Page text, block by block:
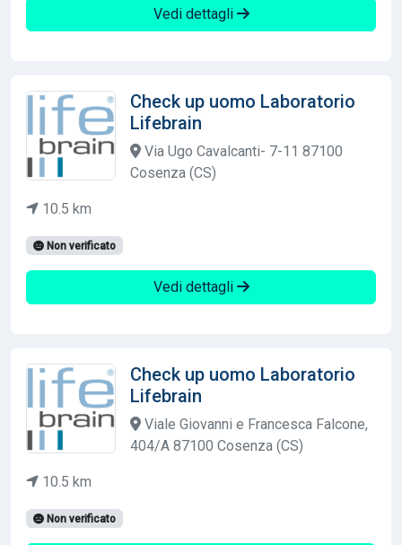
Vedi dettagli
Check up uomo Laboratorio
Lifebrain
Via Ugo Cavalcanti- 7-11 87100
Cosenza (CS)
10.5 km
Non verificato
Vedi dettagli
Check up uomo Laboratorio
Lifebrain
Viale Giovanni e Francesca Falcone,
404/A 87100 Cosenza (CS)
10.5 km
Non verificato